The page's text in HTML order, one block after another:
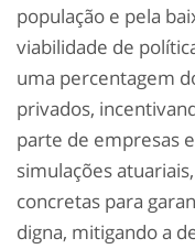
população e pela
viabilidade de
uma percentagem
privados,
parte de empresas
simulações
concretas para
digna, mitigando a